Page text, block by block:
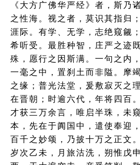
《大方广佛华严经》者，斯乃
之性海。视之者，莫识其指归
涯际。有学、无学，志绝窥觎
希听受。最胜种智，庄严之迹
殊，愿行之因斯满。一句之内
一毫之中，置刹土而非隘。摩
之缘；普光法堂，爰敷寂灭之
在晋朝；时逾六代，年将四百
才获三万余言，唯启半珠，未
本，先在于阗国中，遣使奉迎
百千之妙颂，乃披十万之正文
岁次乙未，月旅沽洗，朔惟戊